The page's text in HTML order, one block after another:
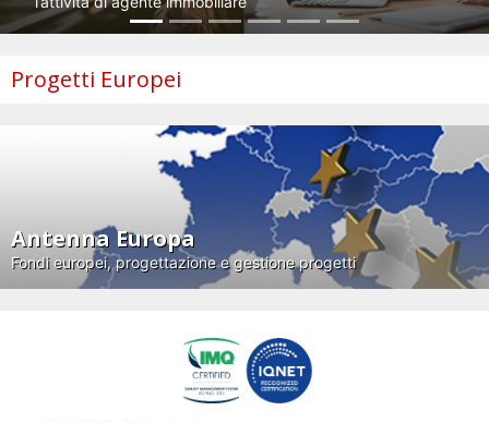
Progetti Europei
Antenna Europa
Fondi europei, progettazione e gestione progetti